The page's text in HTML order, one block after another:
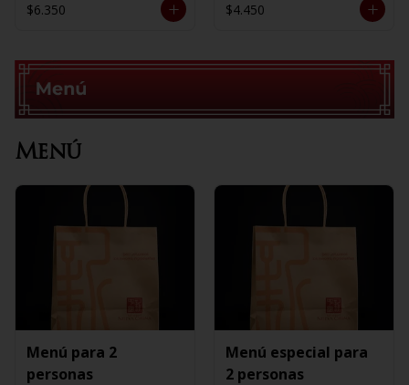
$6.350 $4.450
Menú
Menú para 2
personas
Menú especial para
2 personas